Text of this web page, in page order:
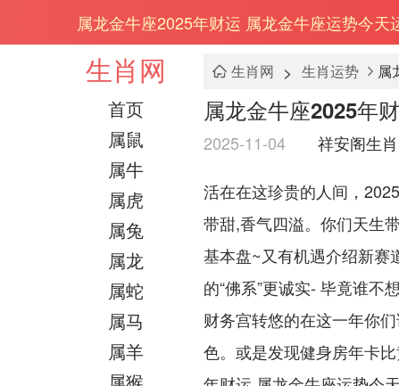
属龙金牛座2025年财运 属龙金牛座运势今天
生肖网
首页
属鼠
属牛
属虎
属兔
属龙
属蛇
属马
属羊
生肖网 > 生肖运势 属
属龙金牛座2025年
2025-11-04 祥安阁生
活在在这珍贵的人间，
带甜,香气四溢。你们天生
基本盘~又有机遇介绍新赛
的“佛系”更诚实- 毕竟谁不
财务宫转悠的在这一年你
色。或是发现健身房年卡